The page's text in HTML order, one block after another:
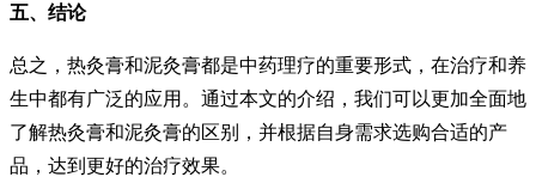
五、结论
总之，热灸膏和泥灸膏都是中药理疗的重要形式，在治疗和养
生中都有广泛的应用。通过本文的介绍，我们可以更加全面地
了解热灸膏和泥灸膏的区别，并根据自身需求选购合适的产
品，达到更好的治疗效果。